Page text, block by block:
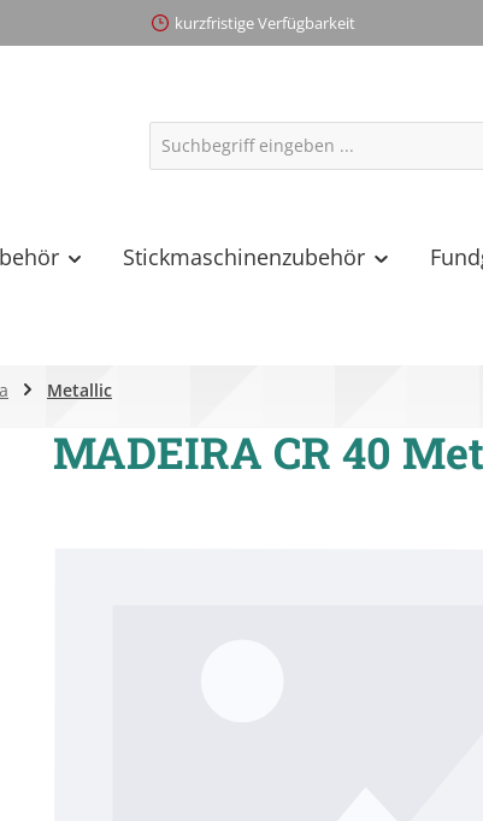
kurzfristige Verfügbarkeit
Stickmaschinenzubehör
Metallic
MADEIRA CR 40